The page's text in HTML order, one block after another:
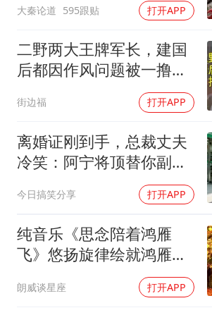
大秦论道 595跟贴 打开APP
二野两大王牌军长，建国
后都因作风问题被一撸到
街边福 打开APP
离婚证刚到手，总裁丈夫
冷笑：阿宁将顶替你副总
今日搞笑分享 打开APP
纯音乐《思念陪着鸿雁
飞》悠扬旋律绘就鸿雁传
朗威谈星座 打开APP